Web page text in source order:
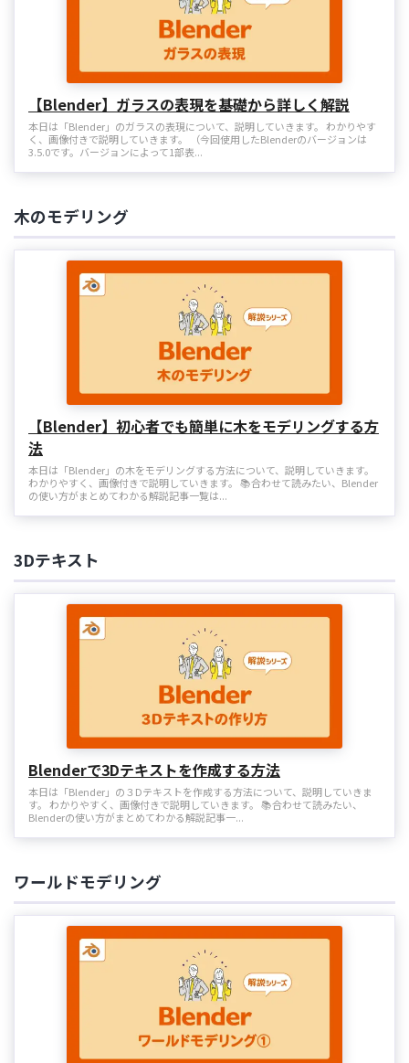
【Blender】ガラスの表現を基礎から詳しく解説
本日は「Blender」のガラスの表現について、説明していきます。 わかりやす
く、画像付きで説明していきます。 （今回使用したBlenderのバージョンは
3.5.0です。バージョンによって1部表...
木のモデリング
【Blender】初心者でも簡単に木をモデリングする方
法
本日は「Blender」の木をモデリングする方法について、説明していきます。
わかりやすく、画像付きで説明していきます。 📚合わせて読みたい、Blender
の使い方がまとめてわかる解説記事一覧は...
3Dテキスト
Blenderで3Dテキストを作成する方法
本日は「Blender」の３Dテキストを作成する方法について、説明していきま
す。 わかりやすく、画像付きで説明していきます。 📚合わせて読みたい、
Blenderの使い方がまとめてわかる解説記事一...
ワールドモデリング